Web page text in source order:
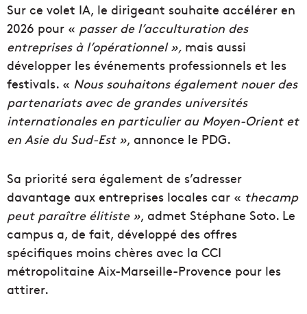
Sur ce volet IA, le dirigeant souhaite accélérer en
2026 pour « passer de l’acculturation des
entreprises à l’opérationnel », mais aussi
développer les événements professionnels et les
festivals. « Nous souhaitons également nouer des
partenariats avec de grandes universités
internationales en particulier au Moyen-Orient et
en Asie du Sud-Est », annonce le PDG.
Sa priorité sera également de s’adresser
davantage aux entreprises locales car « thecamp
peut paraître élitiste », admet Stéphane Soto. Le
campus a, de fait, développé des offres
spécifiques moins chères avec la CCI
métropolitaine Aix-Marseille-Provence pour les
attirer.